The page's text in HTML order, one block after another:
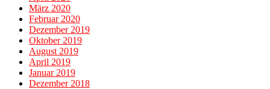
März 2020
Februar 2020
Dezember 2019
Oktober 2019
August 2019
April 2019
Januar 2019
Dezember 2018